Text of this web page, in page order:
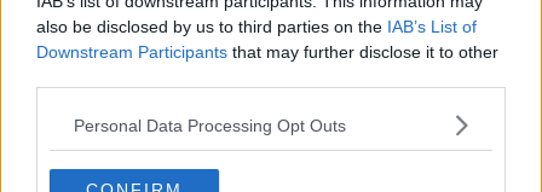
also be disclosed by us to third parties on the IAB’s List of
Downstream Participants that may further disclose it to other
Personal Data Processing Opt Outs